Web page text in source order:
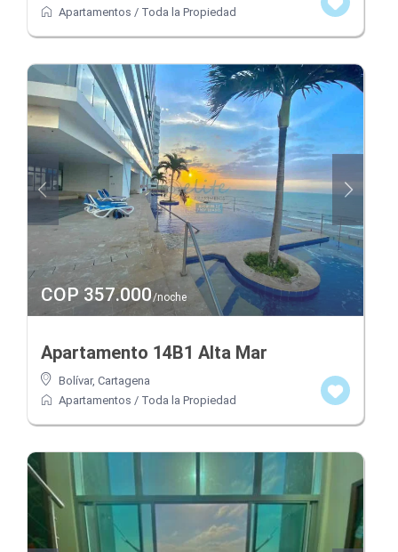
Apartamentos / Toda la Propiedad
COP 357.000/noche
Apartamento 14B1 Alta Mar
Bolívar,Cartagena
Apartamentos / Toda la Propiedad